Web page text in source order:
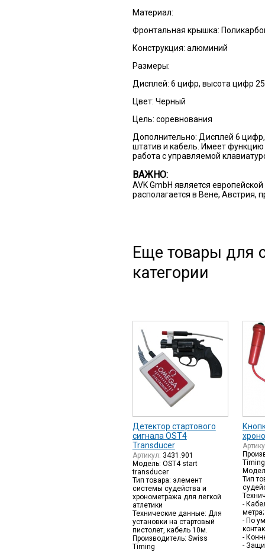
Материал:
Фронтальная крышка:
Конструкция: алюминий
Размеры:
Дисплей: 6 цифр, высота цифр
Цвет: Черный
Цель: соревнования
Дополнительно: Дисплей 6
штатив и кабель. Имеет
работа с управляемой
ВАЖНО:
AVK GmbH является
располагается в Вене, Австрия,
Еще товары для
категории
Детектор стартового
сигнала OST4
Transducer
Артикул: 3431.901
Модель: OST4 start
transducer
Тип товара: элемент
системы судейства и
хронометража для легкой
атлетики
Технические данные: Для
установки на стартовый
пистолет, кабель 10м.
Производитель: Swiss
Timing
Тип
-
метра;
- По
-
-